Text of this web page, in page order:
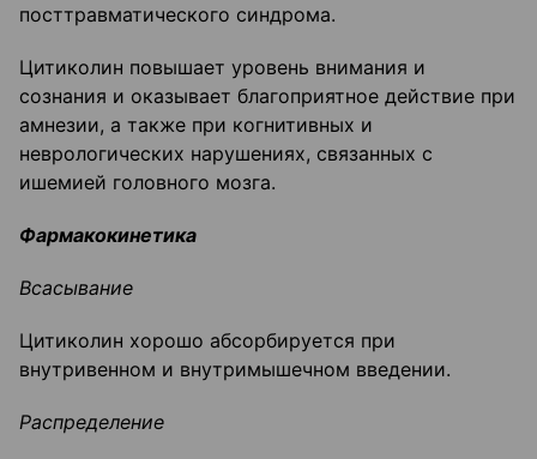
посттравматического синдрома.
Цитиколин повышает уровень внимания и
сознания и оказывает благоприятное действие при
амнезии, а также при когнитивных и
неврологических нарушениях, связанных с
ишемией головного мозга.
Фармакокинетика
Всасывание
Цитиколин хорошо абсорбируется при
внутривенном и внутримышечном введении.
Распределение